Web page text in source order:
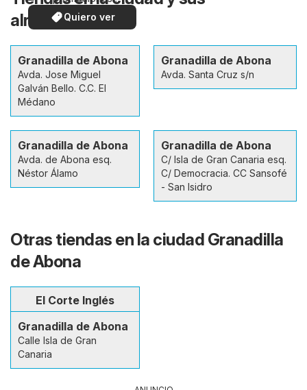
especiales.
Quiero ver
alrededores
Granadilla de Abona
Avda. Jose Miguel
Galván Bello. C.C. El
Médano
Granadilla de Abona
Avda. Santa Cruz s/n
Granadilla de Abona
Avda. de Abona esq.
Néstor Álamo
Granadilla de Abona
C/ Isla de Gran Canaria esq.
C/ Democracia. CC Sansofé
- San Isidro
Otras tiendas en la ciudad Granadilla
de Abona
El Corte Inglés
Granadilla de Abona
Calle Isla de Gran
Canaria